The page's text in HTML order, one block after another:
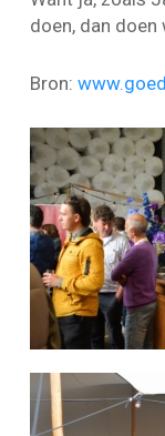
doen, dan doen
Bron: